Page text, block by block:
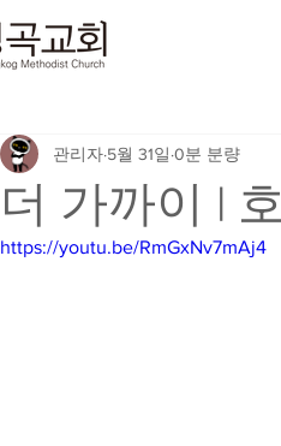
더 가까이 |
관리자 5월 31일 0분 분량
https://youtu.be/RmGxNv7mAj4